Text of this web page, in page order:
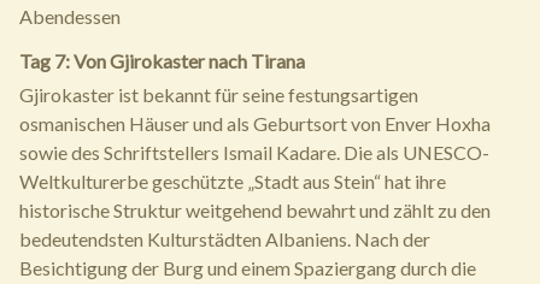
Abendessen
Tag 7: Von Gjirokaster nach Tirana
Gjirokaster ist bekannt für seine festungsartigen
osmanischen Häuser und als Geburtsort von Enver Hoxha
sowie des Schriftstellers Ismail Kadare. Die als UNESCO-
Weltkulturerbe geschützte „Stadt aus Stein“ hat ihre
historische Struktur weitgehend bewahrt und zählt zu den
bedeutendsten Kulturstädten Albaniens. Nach der
Besichtigung der Burg und einem Spaziergang durch die